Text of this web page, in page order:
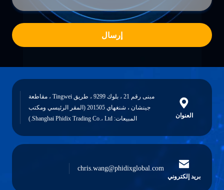
إرسال
العنوان
مبنى رقم 21 ، بلوك 9299 ، طريق Tingwei ، مقاطعة
جينشان ، شنغهاي 201505 (المقر الرئيسي ومكتب
المبيعات: Shanghai Phidix Trading Co.، Ltd.)
بريد إلكتروني
chris.wang@phidixglobal.com